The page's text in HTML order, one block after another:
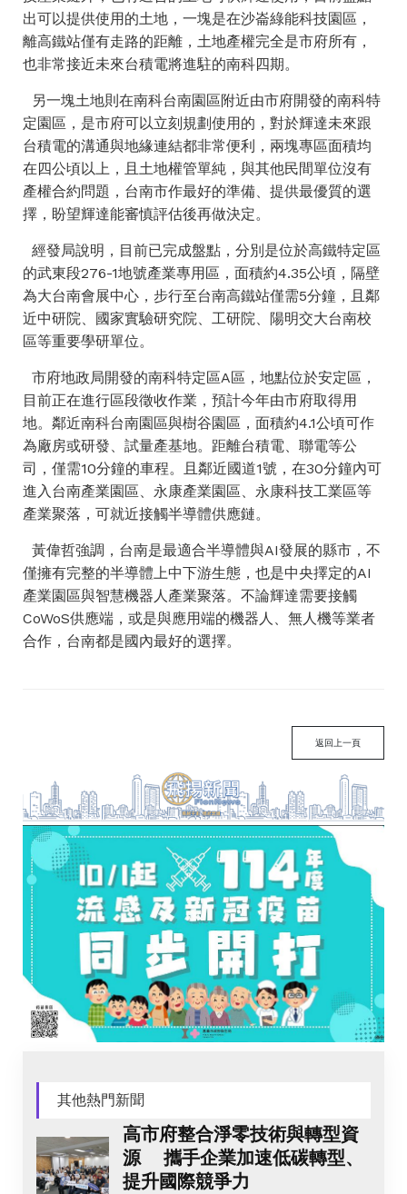
出可以提供使用的土地，一塊是在沙崙綠能科技園區，
離高鐵站僅有走路的距離，土地產權完全是市府所有，
也非常接近未來台積電將進駐的南科四期。
另一塊土地則在南科台南園區附近由市府開發的南科特
定園區，是市府可以立刻規劃使用的，對於輝達未來跟
台積電的溝通與地緣連結都非常便利，兩塊專區面積均
在四公頃以上，且土地權管單純，與其他民間單位沒有
產權合約問題，台南市作最好的準備、提供最優質的選
擇，盼望輝達能審慎評估後再做決定。
經發局說明，目前已完成盤點，分別是位於高鐵特定區
的武東段276-1地號產業專用區，面積約4.35公頃，隔壁
為大台南會展中心，步行至台南高鐵站僅需5分鐘，且鄰
近中研院、國家實驗研究院、工研院、陽明交大台南校
區等重要學研單位。
市府地政局開發的南科特定區A區，地點位於安定區，
目前正在進行區段徵收作業，預計今年由市府取得用
地。鄰近南科台南園區與樹谷園區，面積約4.1公頃可作
為廠房或研發、試量產基地。距離台積電、聯電等公
司，僅需10分鐘的車程。且鄰近國道1號，在30分鐘內可
進入台南產業園區、永康產業園區、永康科技工業區等
產業聚落，可就近接觸半導體供應鏈。
黃偉哲強調，台南是最適合半導體與AI發展的縣市，不
僅擁有完整的半導體上中下游生態，也是中央擇定的AI
產業園區與智慧機器人產業聚落。不論輝達需要接觸
CoWoS供應端，或是與應用端的機器人、無人機等業者
合作，台南都是國內最好的選擇。
返回上一頁
其他熱門新聞
高市府整合淨零技術與轉型資
源 攜手企業加速低碳轉型、
提升國際競爭力